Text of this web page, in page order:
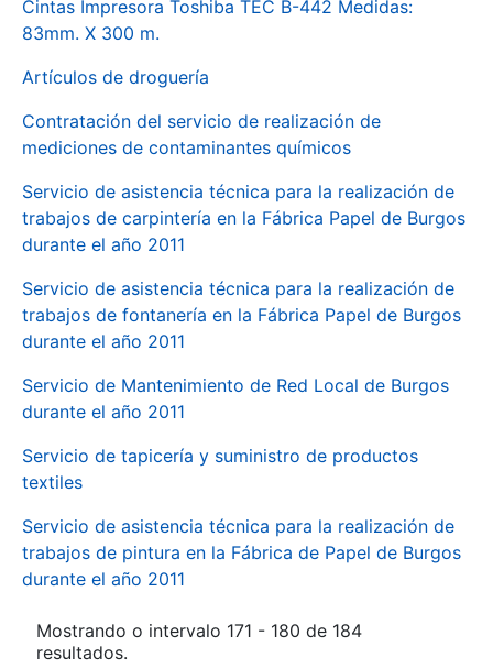
Cintas Impresora Toshiba TEC B-442 Medidas:
83mm. X 300 m.
Artículos de droguería
Contratación del servicio de realización de
mediciones de contaminantes químicos
Servicio de asistencia técnica para la realización de
trabajos de carpintería en la Fábrica Papel de Burgos
durante el año 2011
Servicio de asistencia técnica para la realización de
trabajos de fontanería en la Fábrica Papel de Burgos
durante el año 2011
Servicio de Mantenimiento de Red Local de Burgos
durante el año 2011
Servicio de tapicería y suministro de productos
textiles
Servicio de asistencia técnica para la realización de
trabajos de pintura en la Fábrica de Papel de Burgos
durante el año 2011
Mostrando o intervalo 171 - 180 de 184
resultados.